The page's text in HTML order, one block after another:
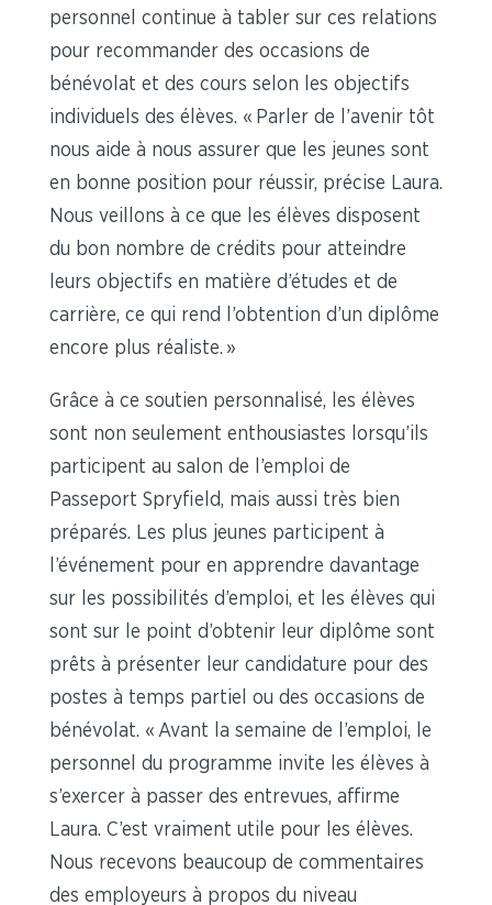
personnel continue à tabler sur ces relations
pour recommander des occasions de
bénévolat et des cours selon les objectifs
individuels des élèves. « Parler de l’avenir tôt
nous aide à nous assurer que les jeunes sont
en bonne position pour réussir, précise Laura.
Nous veillons à ce que les élèves disposent
du bon nombre de crédits pour atteindre
leurs objectifs en matière d’études et de
carrière, ce qui rend l’obtention d’un diplôme
encore plus réaliste. »
Grâce à ce soutien personnalisé, les élèves
sont non seulement enthousiastes lorsqu’ils
participent au salon de l’emploi de
Passeport Spryfield, mais aussi très bien
préparés. Les plus jeunes participent à
l’événement pour en apprendre davantage
sur les possibilités d’emploi, et les élèves qui
sont sur le point d’obtenir leur diplôme sont
prêts à présenter leur candidature pour des
postes à temps partiel ou des occasions de
bénévolat. « Avant la semaine de l’emploi, le
personnel du programme invite les élèves à
s’exercer à passer des entrevues, affirme
Laura. C’est vraiment utile pour les élèves.
Nous recevons beaucoup de commentaires
des employeurs à propos du niveau